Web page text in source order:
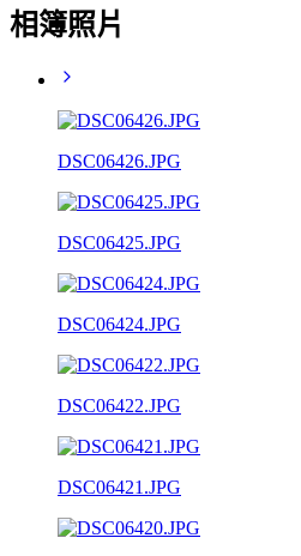
相簿照片
DSC06426.JPG
DSC06425.JPG
DSC06424.JPG
DSC06422.JPG
DSC06421.JPG